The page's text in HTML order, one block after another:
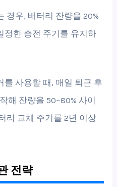
경우, 배터리 잔량을 20%
정한 충전 주기를 유지하
를 사용할 때, 매일 퇴근 후
해 잔량을 50~80% 사이
리 교체 주기를 2년 이상
전략